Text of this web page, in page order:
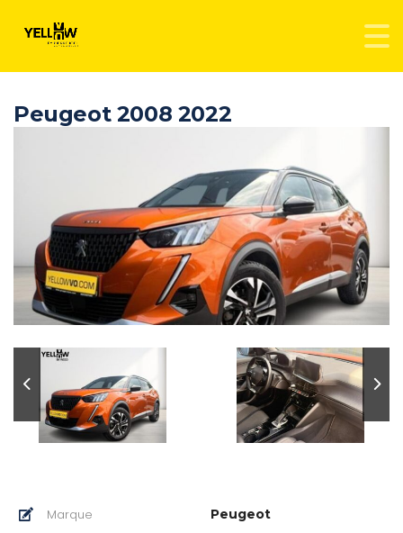
Peugeot 2008 2022
Marque Peugeot